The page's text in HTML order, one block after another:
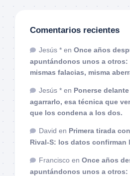
Comentarios recientes
Jesús * en Once años
apuntándonos unos a otros:
mismas falacias, misma
Jesús * en Ponerse
agarrarlo, esa técnica que
que los condena a los dos.
David en Primera tirada
Rival-S: los datos confirman
Francisco en Once años
apuntándonos unos a otros: